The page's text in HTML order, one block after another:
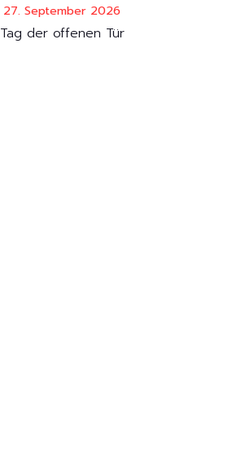
27. September 2026
Tag der offenen Tür